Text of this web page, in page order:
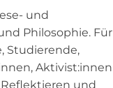
und
Philosophie. Für
Studierende,
Aktivist:innen
und